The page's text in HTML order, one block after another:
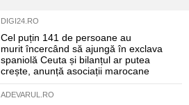
DIGI24.RO
Cel puțin 141 de persoane au
murit încercând să ajungă în exclava
spaniolă Ceuta și bilanțul ar putea
crește, anunță asociații marocane
ADEVARUL.RO